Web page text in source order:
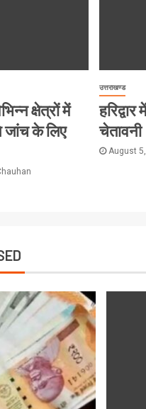
क्षेत्रों में
जांच के लिए
उत्तराखण्ड
चेतावनी
August